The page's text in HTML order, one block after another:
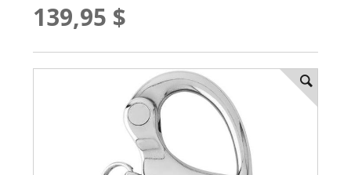
139,95 $